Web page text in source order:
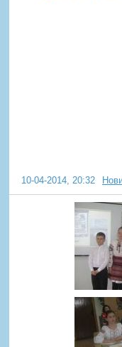
10-04-2014, 20:32